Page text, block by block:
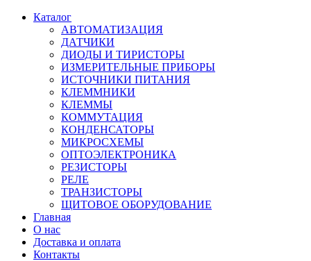
Каталог
АВТОМАТИЗАЦИЯ
ДАТЧИКИ
ДИОДЫ И ТИРИСТОРЫ
ИЗМЕРИТЕЛЬНЫЕ ПРИБОРЫ
ИСТОЧНИКИ ПИТАНИЯ
КЛЕММНИКИ
КЛЕММЫ
КОММУТАЦИЯ
КОНДЕНСАТОРЫ
МИКРОСХЕМЫ
ОПТОЭЛЕКТРОНИКА
РЕЗИСТОРЫ
РЕЛЕ
ТРАНЗИСТОРЫ
ЩИТОВОЕ ОБОРУДОВАНИЕ
Главная
О нас
Доставка и оплата
Контакты